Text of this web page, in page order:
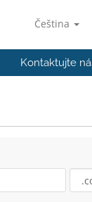
Čeština
Kontaktujte